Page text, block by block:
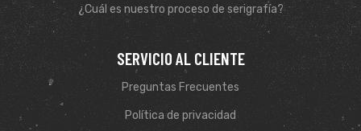
¿Cuál es nuestro proceso de serigrafía?
SERVICIO AL CLIENTE
Preguntas Frecuentes
Política de privacidad